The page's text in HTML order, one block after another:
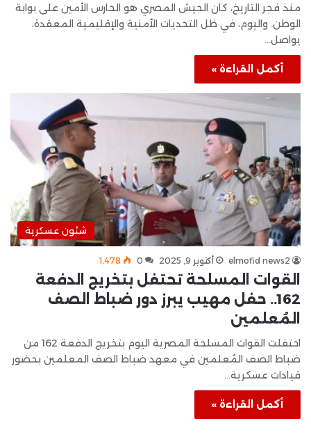
منذ فجر التاريخ، كان الجيش المصري هو الحارس الأمين على بوابة
الوطن. واليوم، في ظل التحديات الأمنية والإقليمية المعقدة،
يواصل…
أكمل القراءة »
شئون عسكرية
elmofid news2 أكتوبر 9, 2025 0 1٬478
القوات المسلحة تحتفل بتخريج الدفعة
162.. حفل مهيب يبرز دور ضباط الصف
المُعلمين
احتفلت القوات المسلحة المصرية اليوم بتخريج الدفعة 162 من
ضباط الصف المُعلمين في معهد ضباط الصف المعلمين بحضور
قيادات عسكرية…
أكمل القراءة »